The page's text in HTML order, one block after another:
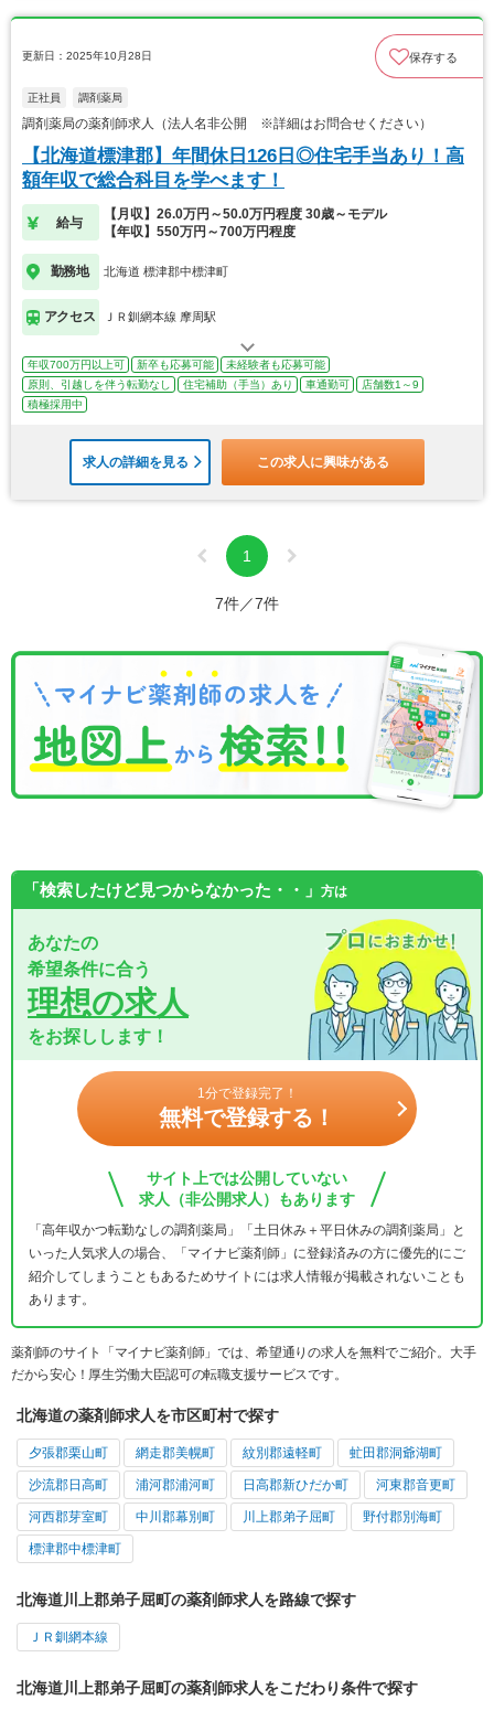
更新日：2025年10月28日 保存する
正社員 調剤薬局
調剤薬局の薬剤師求人（法人名非公開 ※詳細はお問合せください）
【北海道標津郡】年間休日126日◎住宅手当あり！高
額年収で総合科目を学べます！
給与
【月収】26.0万円～50.0万円程度 30歳～モデル
【年収】550万円～700万円程度
勤務地 北海道 標津郡中標津町
アクセス ＪＲ釧網本線 摩周駅
年収700万円以上可 新卒も応募可能
未経験者も応募可能
原則、引越しを伴う転勤なし
住宅補助（手当）あり 車通勤可
店舗数1～9
積極採用中
求人の詳細を見る この求人に興味がある
1
7件／7件
「検索したけど見つからなかった・・」 方は
あなたの
希望条件に合う
理想の求人
をお探しします！
1分で登録完了！
無料で登録する！
サイト上では公開していない
求人（非公開求人）もあります
「高年収かつ転勤なしの調剤薬局」「土日休み＋平日休みの調剤薬局」と
いった人気求人の場合、「マイナビ薬剤師」に登録済みの方に優先的にご
紹介してしまうこともあるためサイトには求人情報が掲載されないことも
あります。
薬剤師のサイト「マイナビ薬剤師」では、希望通りの求人を無料でご紹介。大手
だから安心！厚生労働大臣認可の転職支援サービスです。
北海道の薬剤師求人を市区町村で探す
夕張郡栗山町 網走郡美幌町 紋別郡遠軽町 虻田郡洞爺湖町
沙流郡日高町 浦河郡浦河町 日高郡新ひだか町 河東郡音更町
河西郡芽室町 中川郡幕別町 川上郡弟子屈町 野付郡別海町
標津郡中標津町
北海道川上郡弟子屈町の薬剤師求人を路線で探す
ＪＲ釧網本線
北海道川上郡弟子屈町の薬剤師求人をこだわり条件で探す